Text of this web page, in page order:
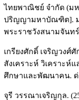
ไทยพาณิชย์ จำกัด (ม
ปริญญามหาบัณฑิต]. ม
พระราชวังสนามจันท
เกรียงศักดิ์ เจริญวงศ์
สังเคราะห์ วิเคราะห์
ศึกษาและพัฒนาคน.
จุรี วรรณาเจริญกุล.